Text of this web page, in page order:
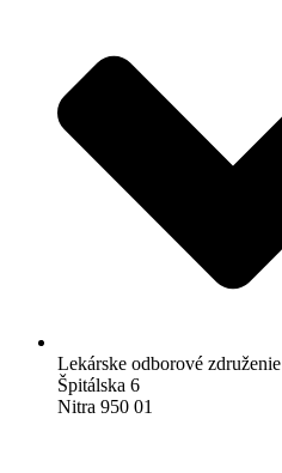
Lekárske odborové združenie
Špitálska 6
Nitra 950 01